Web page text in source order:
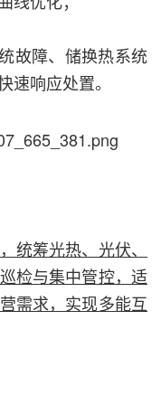
故障、储换热系统
速响应处置。
统筹光热、光伏、
检与集中管控，适
需求，实现多能互